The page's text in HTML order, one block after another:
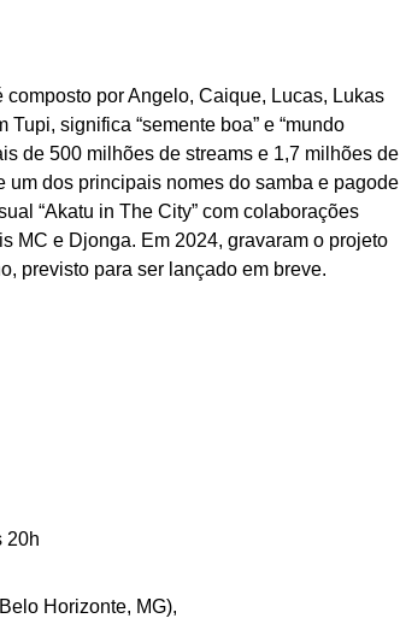
por Angelo, Caique, Lucas, Lukas
significa “semente boa” e “mundo
de 500 milhões de streams e 1,7 milhões de
um dos principais nomes do samba e pagode
“Akatu in The City” com colaborações
MC e Djonga. Em 2024, gravaram o projeto
previsto para ser lançado em breve.
20h
Horizonte, MG),